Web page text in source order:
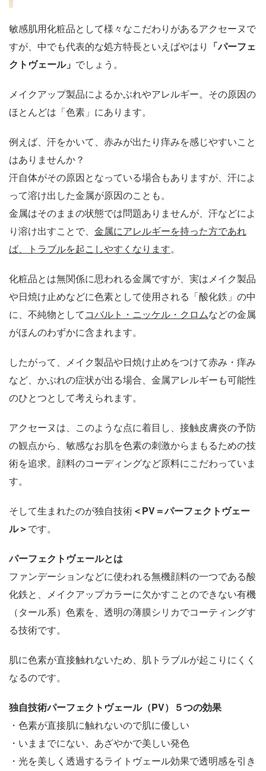
敏感肌用化粧品として様々なこだわりがあるアクセーヌで
すが、中でも代表的な処方特長といえばやはり 「パーフェ
クトヴェール」 でしょう。
メイクアップ製品によるかぶれやアレルギー。その原因の
ほとんどは「色素」にあります。
例えば、汗をかいて、赤みが出たり痒みを感じやすいこと
はありませんか？
汗自体がその原因となっている場合もありますが、汗によ
って溶け出した金属が原因のことも。
金属はそのままの状態では問題ありませんが、汗などによ
り溶け出すことで、 金属にアレルギーを持った方であれ
ば、トラブルを起こしやすくなります。
化粧品とは無関係に思われる金属ですが、実はメイク製品
や日焼け止めなどに色素として使用される「酸化鉄」の中
に、不純物としてコバルト・ニッケル・クロムなどの金属
がほんのわずかに含まれます。
したがって、メイク製品や日焼け止めをつけて赤み・痒み
など、かぶれの症状が出る場合、金属アレルギーも可能性
のひとつとして考えられます。
アクセーヌは、このような点に着目し、接触皮膚炎の予防
の観点から、敏感なお肌を色素の刺激からまもるための技
術を追求。顔料のコーディングなど原料にこだわっていま
す。
そして生まれたのが独自技術＜PV＝パーフェクトヴェー
ル＞です。
パーフェクトヴェールとは
ファンデーションなどに使われる無機顔料の一つである酸
化鉄と、メイクアップカラーに欠かすことのできない有機
（タール系）色素を、透明の薄膜シリカでコーティングす
る技術です。
肌に色素が直接触れないため、肌トラブルが起こりにくく
なるのです。
独自技術パーフェクトヴェール（PV）５つの効果
・色素が直接肌に触れないので肌に優しい
・いままでにない、あざやかで美しい発色
・光を美しく透過するライトヴェール効果で透明感を引き